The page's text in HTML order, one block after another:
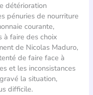
détérioration
pénuries de nourriture
courante,
à faire des choix
de Nicolas Maduro,
de faire face à
et les inconsistances
la situation,
difficile.